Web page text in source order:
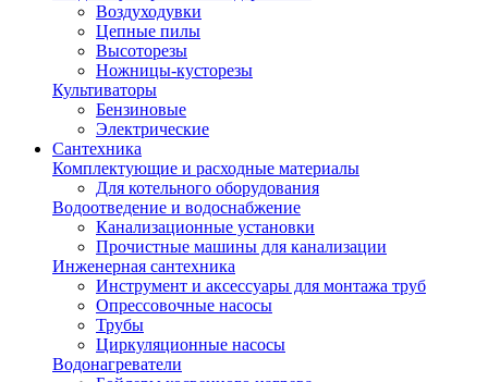
Воздуходувки
Цепные пилы
Высоторезы
Ножницы-кусторезы
Культиваторы
Бензиновые
Электрические
Сантехника
Комплектующие и расходные материалы
Для котельного оборудования
Водоотведение и водоснабжение
Канализационные установки
Прочистные машины для канализации
Инженерная сантехника
Инструмент и аксессуары для монтажа труб
Опрессовочные насосы
Трубы
Циркуляционные насосы
Водонагреватели